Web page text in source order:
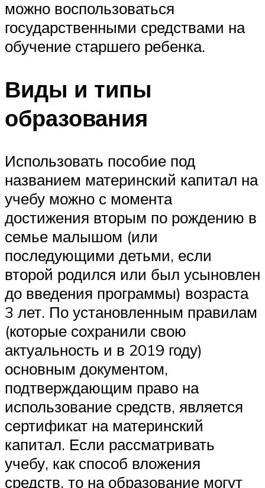
можно воспользоваться
государственными средствами на
обучение старшего ребенка.
Виды и типы
образования
Использовать пособие под
названием материнский капитал на
учебу можно с момента
достижения вторым по рождению в
семье малышом (или
последующими детьми, если
второй родился или был усыновлен
до введения программы) возраста
3 лет. По установленным правилам
(которые сохранили свою
актуальность и в 2019 году)
основным документом,
подтверждающим право на
использование средств, является
сертификат на материнский
капитал. Если рассматривать
учебу, как способ вложения
средств, то на образование могут